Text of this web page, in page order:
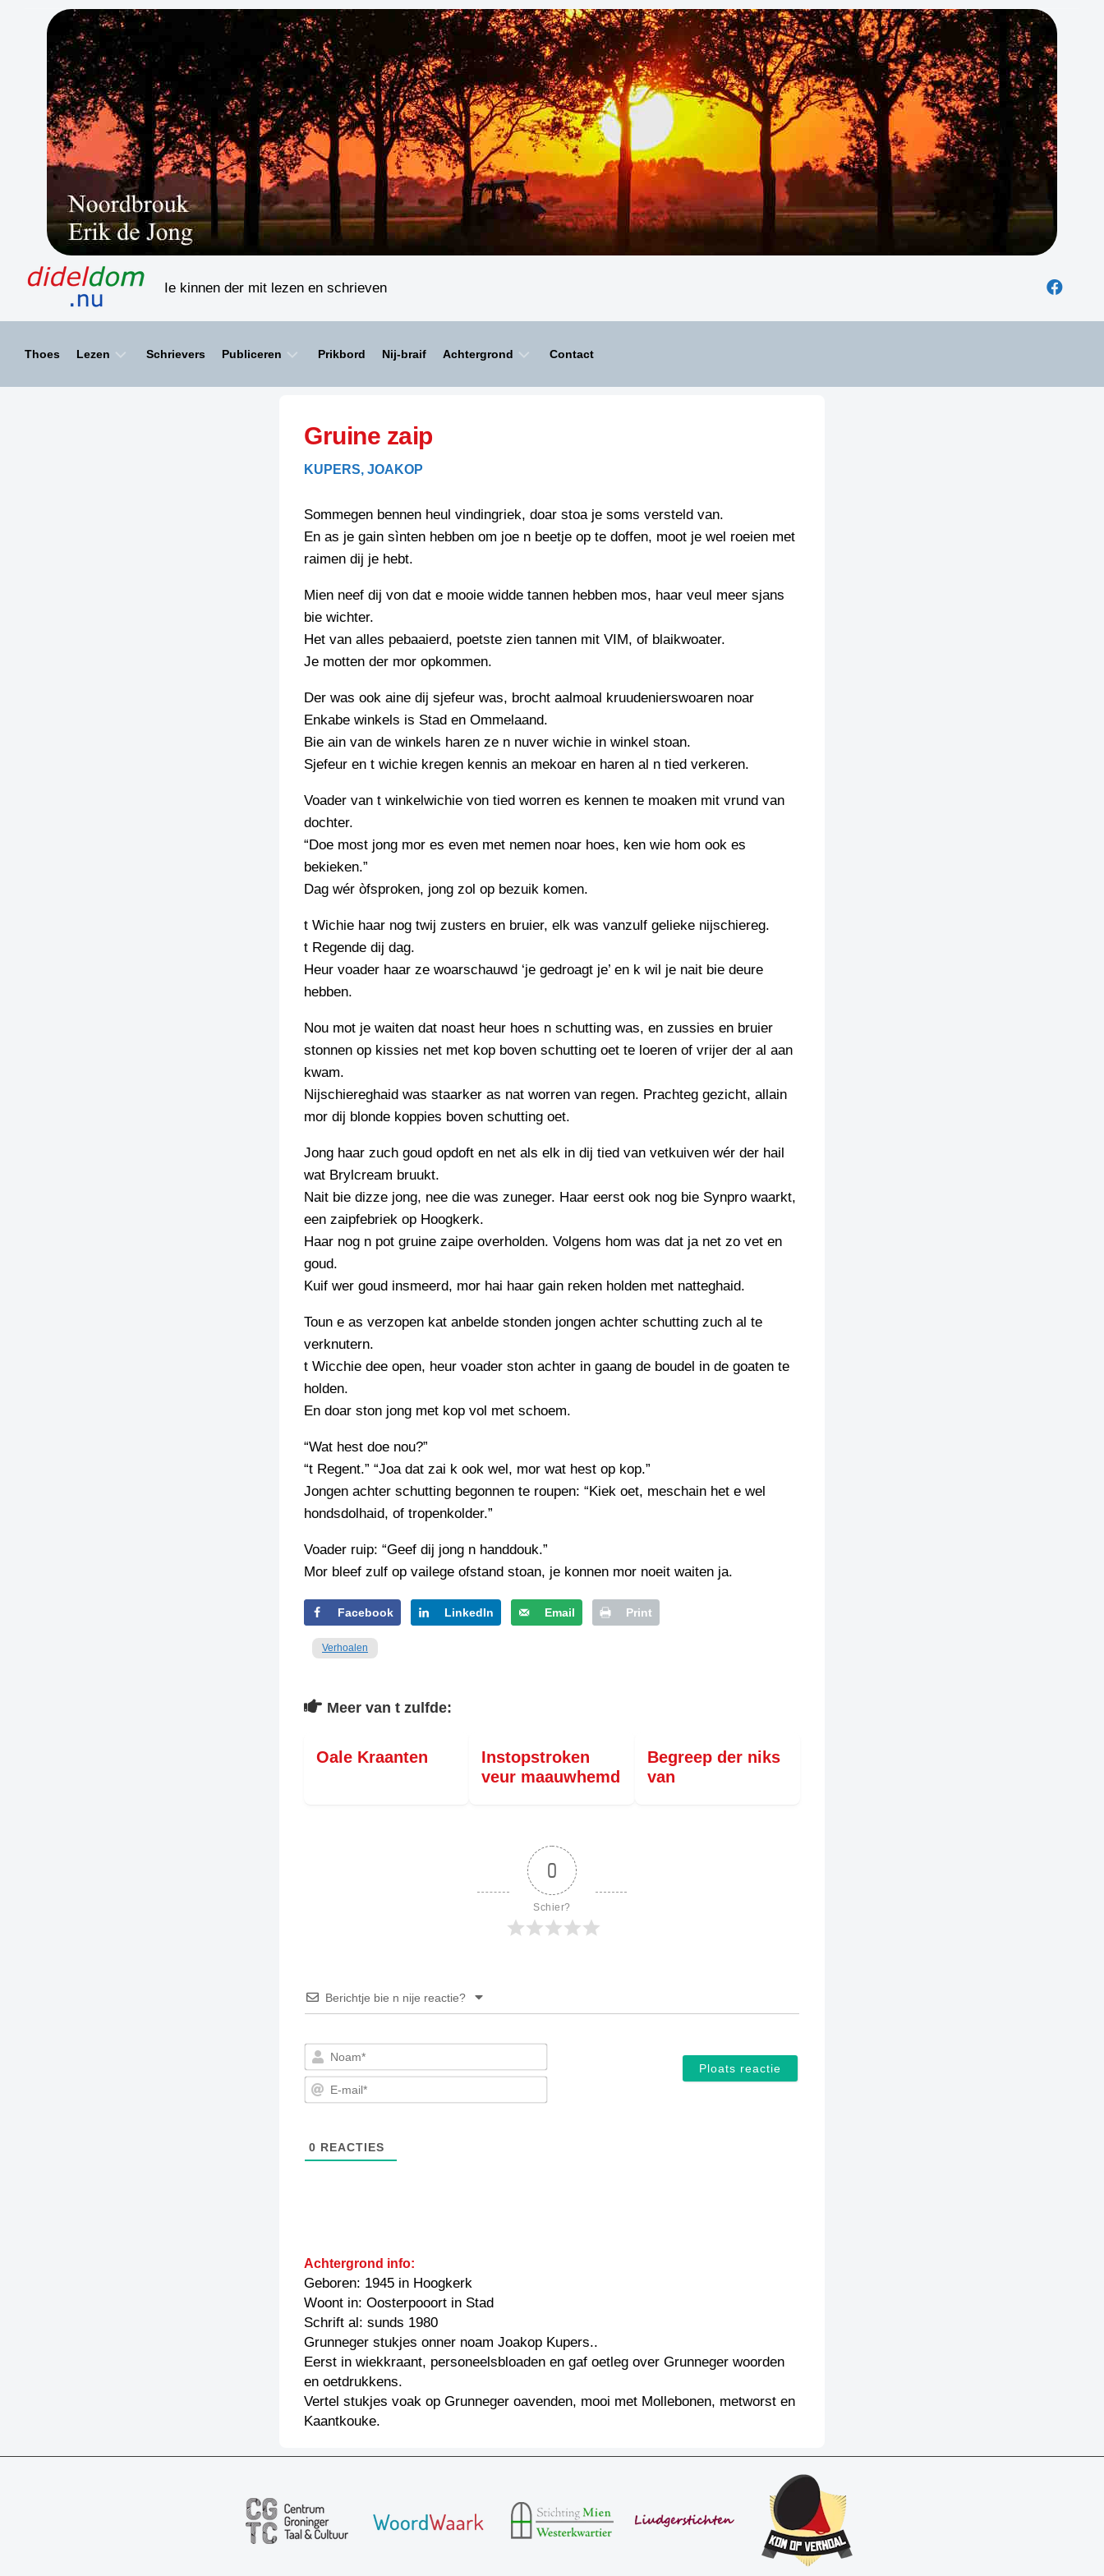
Ie kinnen der mit lezen en schrieven
Thoes Lezen
HAIKU’S
LIMERICKS
SCHRIEFWEDSTRIED
FLYER
INZENDENS
JURYRAPPORT
PERSBERICHT
FOTO’S
2026
FLYER
TIEDSCHRIFT
TENEEL
VERHOALEN
BIENOAMEN
LEGENDEN
RECEPTEN
VEURDRACHTEN
Schrievers Publiceren
SPELLENSCONTROLE
SCHRIEFREGELS
Prikbord Nij-braif Achtergrond
PAZZIPANTEN
Contact
Gruine zaip
KUPERS, JOAKOP
Sommegen bennen heul vindingriek, doar stoa je soms versteld van.
En as je gain sìnten hebben om joe n beetje op te doffen, moot je wel roeien met
raimen dij je hebt.
Mien neef dij von dat e mooie widde tannen hebben mos, haar veul meer sjans
bie wichter.
Het van alles pebaaierd, poetste zien tannen mit VIM, of blaikwoater.
Je motten der mor opkommen.
Der was ook aine dij sjefeur was, brocht aalmoal kruudenierswoaren noar
Enkabe winkels is Stad en Ommelaand.
Bie ain van de winkels haren ze n nuver wichie in winkel stoan.
Sjefeur en t wichie kregen kennis an mekoar en haren al n tied verkeren.
Voader van t winkelwichie von tied worren es kennen te moaken mit vrund van
dochter.
“Doe most jong mor es even met nemen noar hoes, ken wie hom ook es
bekieken.”
Dag wér òfsproken, jong zol op bezuik komen.
t Wichie haar nog twij zusters en bruier, elk was vanzulf gelieke nijschiereg.
t Regende dij dag.
Heur voader haar ze woarschauwd ‘je gedroagt je’ en k wil je nait bie deure
hebben.
Nou mot je waiten dat noast heur hoes n schutting was, en zussies en bruier
stonnen op kissies net met kop boven schutting oet te loeren of vrijer der al aan
kwam.
Nijschiereghaid was staarker as nat worren van regen. Prachteg gezicht, allain
mor dij blonde koppies boven schutting oet.
Jong haar zuch goud opdoft en net als elk in dij tied van vetkuiven wér der hail
wat Brylcream bruukt.
Nait bie dizze jong, nee die was zuneger. Haar eerst ook nog bie Synpro waarkt,
een zaipfebriek op Hoogkerk.
Haar nog n pot gruine zaipe overholden. Volgens hom was dat ja net zo vet en
goud.
Kuif wer goud insmeerd, mor hai haar gain reken holden met natteghaid.
Toun e as verzopen kat anbelde stonden jongen achter schutting zuch al te
verknutern.
t Wicchie dee open, heur voader ston achter in gaang de boudel in de goaten te
holden.
En doar ston jong met kop vol met schoem.
“Wat hest doe nou?”
“t Regent.” “Joa dat zai k ook wel, mor wat hest op kop.”
Jongen achter schutting begonnen te roupen: “Kiek oet, meschain het e wel
hondsdolhaid, of tropenkolder.”
Voader ruip: “Geef dij jong n handdouk.”
Mor bleef zulf op vailege ofstand stoan, je konnen mor noeit waiten ja.
Facebook LinkedIn Email Print
Verhoalen
Meer van t zulfde:
Oale Kraanten
Instopstroken
veur maauwhemd
Begreep der niks
van
0
Schier?
Berichtje bie n nije reactie?
Noam*
E-
0 REACTIES
Achtergrond info:
Geboren: 1945 in Hoogkerk
Woont in: Oosterpooort in Stad
Schrift al: sunds 1980
Grunneger stukjes onner noam Joakop Kupers..
Eerst in wiekkraant, personeelsbloaden en gaf oetleg over Grunneger woorden
en oetdrukkens.
Vertel stukjes voak op Grunneger oavenden, mooi met Mollebonen, metworst en
Kaantkouke.